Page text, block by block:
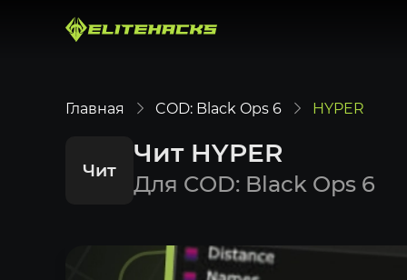
Главная COD: Black Ops 6 HYPER
Чит
Чит HYPER
Для COD: Black Ops 6